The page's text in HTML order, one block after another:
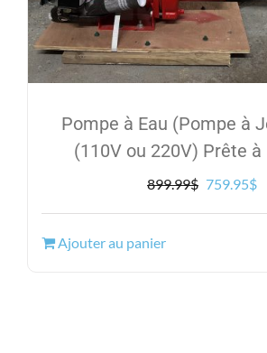
Pompe à Eau (Pompe à
(110V ou 220V) Prête
899.99$ Le
759.95$Le
Ajouter au panier